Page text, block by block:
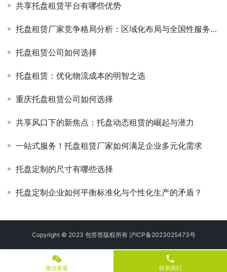
共享托盘租赁平台有哪些优势
托盘租赁厂家竞争格局分析：区域化布局与全国性服务的优劣对比
托盘租赁公司如何选择
托盘租赁：优化物流成本的明智之选
重庆托盘租赁公司如何选择
共享风口下的新焦点：托盘动态租赁的崛起与潜力
一站式服务！托盘租赁厂家如何满足企业多元化需求
托盘定制的尺寸有哪些选择
托盘定制企业如何平衡标准化与个性化生产的矛盾？
Copyright © 2023 包答答版权所有 沪ICP备2023025473号
微信客服
phone
联系我们